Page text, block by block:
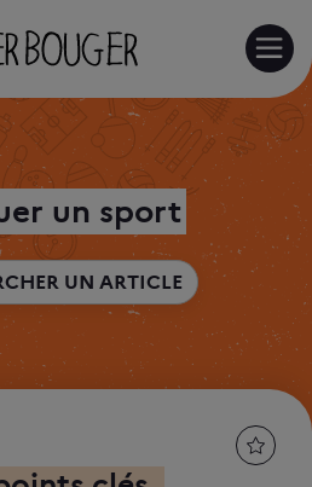
un sport
UN ARTICLE